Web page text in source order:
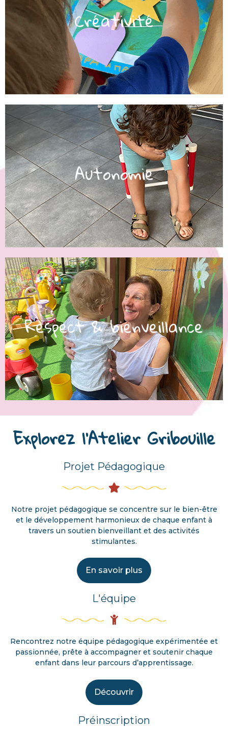
Créativité
Nous soutenons l'expression personnelle
et la créativité des enfants en leur offrant
des opportunités pour s'exprimer à travers
l'art, le jeu, le langage et le mouvement.​
Autonomie
Nous aidons les enfants à développer leur
autonomie. Dès le plus jeune âge, nous les
laissons libres de leurs mouvements. Nous
leur proposons des activités adaptées à
leur niveau de développement et nous les
encourageons dans leurs progrès
quotidiens.
Respect & bienveillance​
Environnement chaleureux et sécurisant
où chaque enfant se sent soutenu, aimé et
respecté dans son individualité, favorisant
ainsi leur épanouissement émotionnel et
social.
Explorez l'Atelier Gribouille
Projet Pédagogique
Notre projet pédagogique se concentre sur le bien-être
et le développement harmonieux de chaque enfant à
travers un soutien bienveillant et des activités
stimulantes.
En savoir plus
L'équipe
Rencontrez notre équipe pédagogique expérimentée et
passionnée, prête à accompagner et soutenir chaque
enfant dans leur parcours d’apprentissage.
Découvrir
Préinscription